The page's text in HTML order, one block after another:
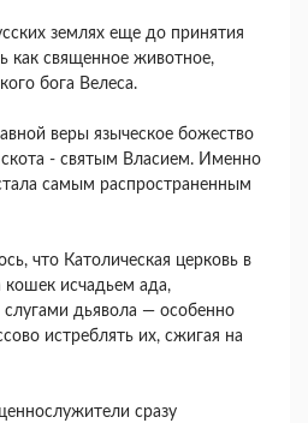
землях еще до принятия
как священное животное,
бога Велеса.
веры языческое божество
- святым Власием. Именно
самым распространенным
что Католическая церковь в
кошек исчадьем ада,
дьявола — особенно
истреблять их, сжигая на
сразу